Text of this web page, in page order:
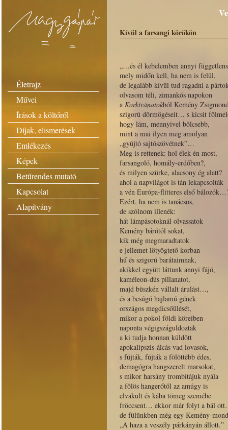
Életrajz
Művei
Írások a költőről
Díjak, elismerések
Emlékezés
Képek
Betűrendes mutató
Kapcsolat
Alapítvány
Kívül a farsangi körökön
„…és él kebelemben annyi
mely midőn kell, ha nem is felül,
de legalább kívül tud ragadni a
olvasom téli, zimankós napokon
a Korkívánatokból Kemény
szigorú dörmögéseit… s kicsit
hogy lám, mennyivel bölcsebb,
mint a mai ilyen meg amolyan
„gyújtó sajtószövétnek”…
Meg is rettenek: hol élek én most,
farsangoló, homály-erdőben?,
és milyen szürke, alacsony ég alatt?
ahol a napvilágot is tán lekapcsolták
a vén Európa-flitteres első
Ezért, ha nem is tanácsos,
de szólnom illenék:
hát lámpásotoknál olvassatok
Kemény bárótól sokat,
kik még megmaradtatok
e jellemet lötyögtető korban
hű és szigorú barátaimnak,
akikkel együtt láttunk annyi fájó,
kaméleon-dús pillanatot,
majd büszkén vállalt árulást…,
és a besúgó hajlamú gének
országos megdicsőülését,
mikor a pokol földi köreiben
naponta végigszáguldoztak
a ki tudja honnan küldött
apokalipszis-álcás vad lovasok,
s fújták, fújták a fölöttébb édes,
demagógra hangszerelt marsokat,
s mikor harsány trombitájuk nyála
a fölös hangerőtől az amúgy is
elvakult és kába tömeg szemébe
fröccsent… ekkor már folyt a bál
de fülünkben még egy Kemény-
„A haza a veszély párkányán állott.”